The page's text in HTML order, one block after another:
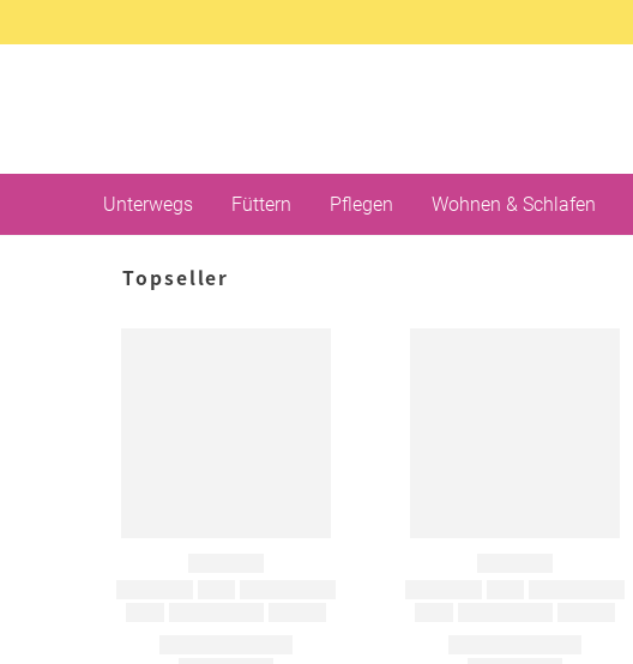
Unterwegs Füttern Pflegen Wohnen & Schlafen
Topseller